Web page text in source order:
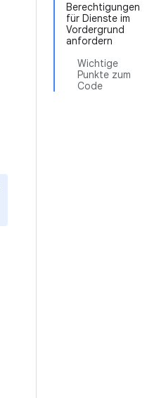
Berechtigungen
für Dienste im
Vordergrund
anfordern
Wichtige
Punkte zum
Code